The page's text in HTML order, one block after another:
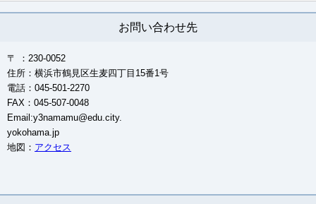
お問い合わせ先
〒 ：230-0052
住所：横浜市鶴見区生麦四丁目15番1号
電話：045-501-2270
FAX：045-507-0048
Email:y3namamu@edu.city.
yokohama.jp
地図： アクセス